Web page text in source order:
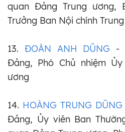
quan Đảng Trung ương,
Trưởng Ban Nội chính
13. ĐOÀN ANH DŨNG -
Đảng, Phó Chủ nhiệm
ương
14. HOÀNG TRUNG DŨNG
Đảng, Ủy viên Ban